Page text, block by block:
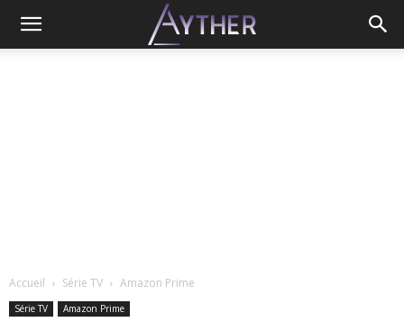
Accueil Série TV Amazon Prime
Série TV Amazon Prime